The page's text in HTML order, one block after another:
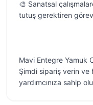
🎨 Sanatsal
tutuş gerektiren
Mavi Entegre Yamuk
Şimdi sipariş verin ve
yardımcınıza sahip